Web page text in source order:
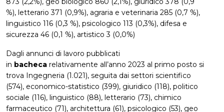
%), letterario 371 (0,9%), agraria e veterinaria 285 (0,7 %),
linguistico 116 (0,3 %), psicologico 113 (0,3%), difesa e
sicurezza 46 (0,1 %), artistico 3 (0,0%)
Dagli annunci di lavoro pubblicati
in bacheca relativamente all’anno 2023 al primo posto si
trova Ingegneria (1.021), seguita dai settori scientifico
(574), economico-statistico (399), giuridico (118), politico
sociale (116), linguistico (88), letterario (73), chimico
farmaceutico (71), architettura (61), psicologico (53), geo